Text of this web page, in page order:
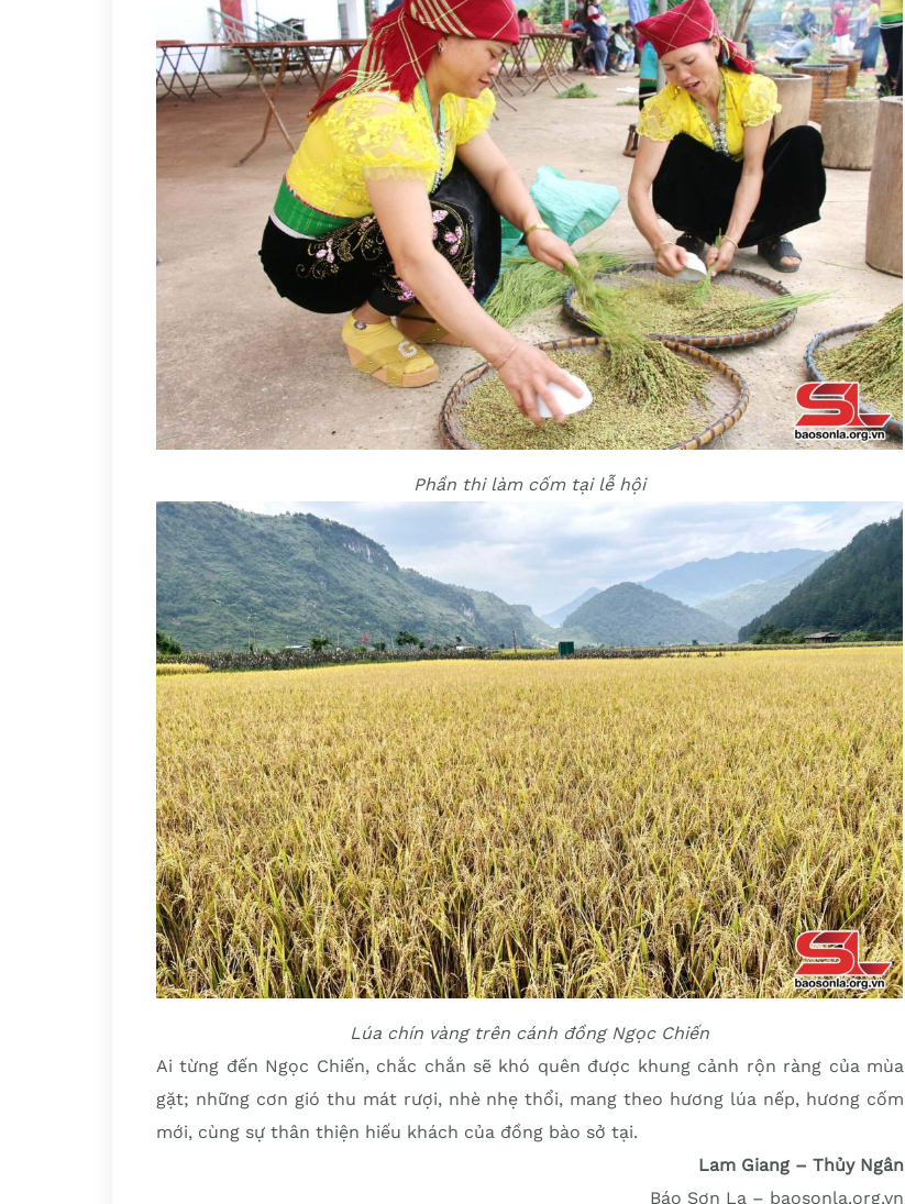
Phần thi làm cốm tại lễ hội
Lúa chín vàng trên cánh đồng Ngọc Chiến
Ai từng đến Ngọc Chiến, chắc chắn sẽ khó quên được khung cảnh rộn ràng của mùa
gặt; những cơn gió thu mát rượi, nhè nhẹ thổi, mang theo hương lúa nếp, hương cốm
mới, cùng sự thân thiện hiếu khách của đồng bào sở tại.
Lam Giang – Thủy Ngân
Báo Sơn La – baosonla.org.vn